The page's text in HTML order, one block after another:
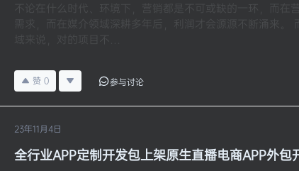
不论在什么时代、环境下，营销都是不可或缺的一环，而在
需求，而在媒介领域深耕多年后，利润才会源源不断涌来
域来说，对的项目不…
赞 0 参与讨论
23年11月4日
全行业APP定制开发包上架原生直播电商APP外包